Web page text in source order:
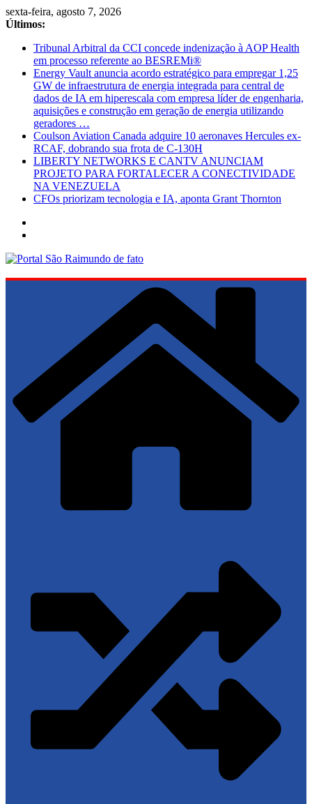
Pular
para
conteúdo
sexta-feira, agosto 7, 2026
Últimos:
Tribunal Arbitral da CCI concede indenização à AOP Health
em processo referente ao BESREMi®
Energy Vault anuncia acordo estratégico para empregar 1,25
GW de infraestrutura de energia integrada para central de
dados de IA em hiperescala com empresa líder de engenharia,
aquisições e construção em geração de energia utilizando
geradores …
Coulson Aviation Canada adquire 10 aeronaves Hercules ex-
RCAF, dobrando sua frota de C-130H
LIBERTY NETWORKS E CANTV ANUNCIAM
PROJETO PARA FORTALECER A CONECTIVIDADE
NA VENEZUELA
CFOs priorizam tecnologia e IA, aponta Grant Thornton